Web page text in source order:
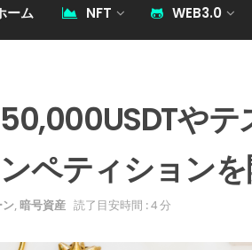
ーム NFT WEB3.0
50,000USDTや
ペティションを
ン,暗号資産 読了目安時間 : 4 分